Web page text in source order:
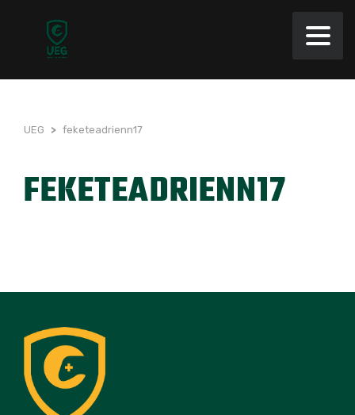
UEG > feketeadrienn17
FEKETEADRIENN17